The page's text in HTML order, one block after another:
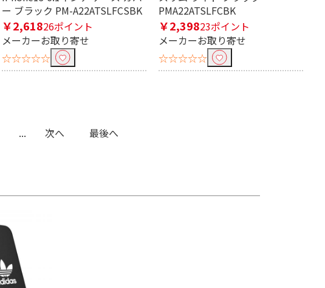
ー ブラック PM-A22ATSLFCSBK
￥2,61826ポイント
メーカーお取り寄せ
☆☆☆☆☆
PMA22ATSLFCBK
￥2,39823ポイント
メーカーお取り寄せ
☆☆☆☆☆
... 次へ 最後へ